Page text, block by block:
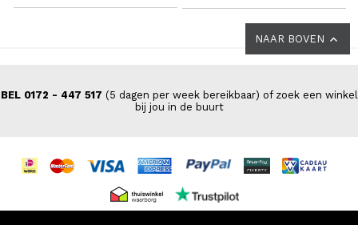
NAAR BOVEN
BEL 0172 - 447 517 (5 dagen per week bereikbaar) of zoek een winkel
bij jou in de buurt